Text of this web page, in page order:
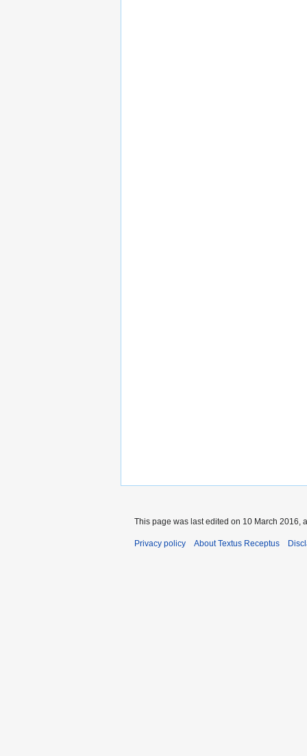
This page was last edited on 10 March 2016,
Privacy policy About Textus Receptus